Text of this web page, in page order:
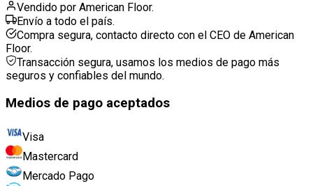
Vendido por American Floor.
Envío a todo el país.
Compra segura, contacto directo con el CEO de American
Floor.
Transacción segura, usamos los medios de pago más
seguros y confiables del mundo.
Medios de pago aceptados
Visa
Mastercard
Mercado Pago